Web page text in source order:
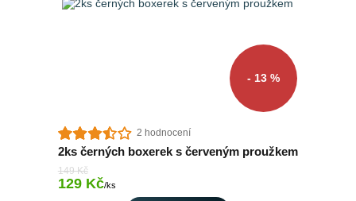
- 13 %
2 hodnocení
2ks černých boxerek s červeným proužkem
149 Kč
129 Kč/ks